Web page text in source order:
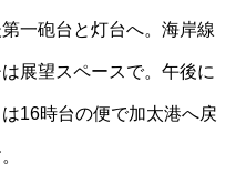
一砲台と灯台へ。海岸線
展望スペースで。午後に
16時台の便で加太港へ戻